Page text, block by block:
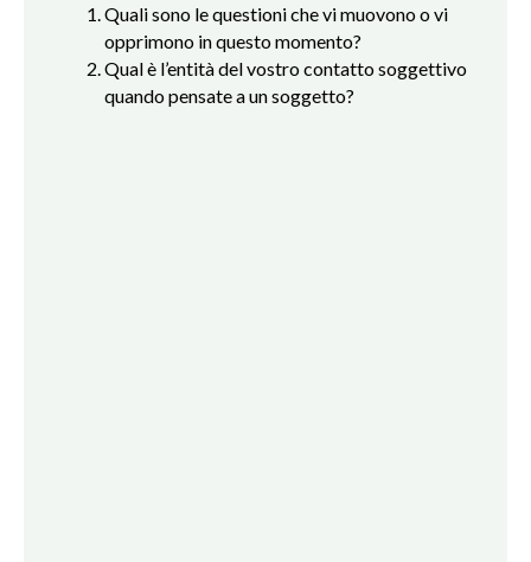
Quali sono le questioni che vi muovono o vi
opprimono in questo momento?
Qual è l’entità del vostro contatto soggettivo
quando pensate a un soggetto?